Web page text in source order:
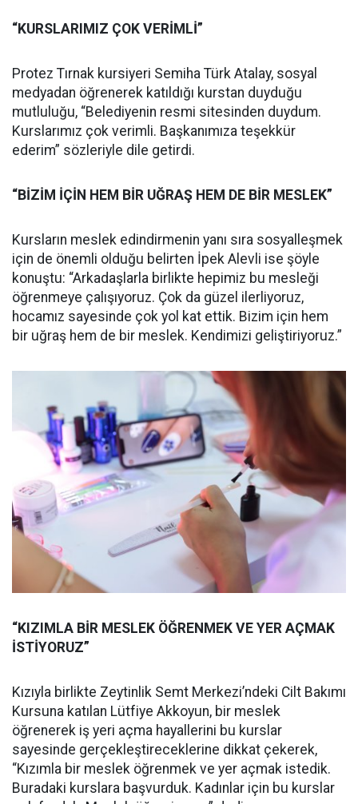
“KURSLARIMIZ ÇOK VERİMLİ”
Protez Tırnak kursiyeri Semiha Türk Atalay, sosyal
medyadan öğrenerek katıldığı kurstan duyduğu
mutluluğu, “Belediyenin resmi sitesinden duydum.
Kurslarımız çok verimli. Başkanımıza teşekkür
ederim” sözleriyle dile getirdi.
“BİZİM İÇİN HEM BİR UĞRAŞ HEM DE BİR MESLEK”
Kursların meslek edindirmenin yanı sıra sosyalleşmek
için de önemli olduğu belirten İpek Alevli ise şöyle
konuştu: “Arkadaşlarla birlikte hepimiz bu mesleği
öğrenmeye çalışıyoruz. Çok da güzel ilerliyoruz,
hocamız sayesinde çok yol kat ettik. Bizim için hem
bir uğraş hem de bir meslek. Kendimizi geliştiriyoruz.”
“KIZIMLA BİR MESLEK ÖĞRENMEK VE YER AÇMAK
İSTİYORUZ”
Kızıyla birlikte Zeytinlik Semt Merkezi’ndeki Cilt Bakımı
Kursuna katılan Lütfiye Akkoyun, bir meslek
öğrenerek iş yeri açma hayallerini bu kurslar
sayesinde gerçekleştireceklerine dikkat çekerek,
“Kızımla bir meslek öğrenmek ve yer açmak istedik.
Buradaki kurslara başvurduk. Kadınlar için bu kurslar